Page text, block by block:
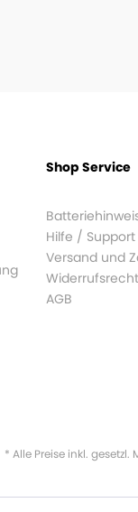
Shop Service
Hilfe / Support
Versand und
Widerrufsrecht
AGB
* Alle Preise inkl. gesetzl.